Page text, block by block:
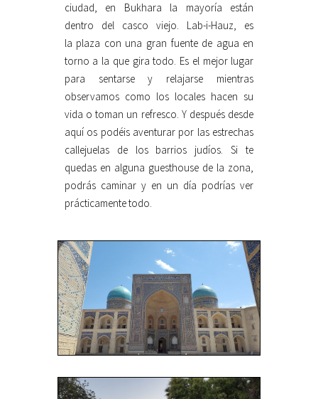
ciudad, en Bukhara la mayoría están
dentro del casco viejo. Lab-i-Hauz, es
la plaza con una gran fuente de agua en
torno a la que gira todo. Es el mejor lugar
para sentarse y relajarse mientras
observamos como los locales hacen su
vida o toman un refresco. Y después desde
aquí os podéis aventurar por las estrechas
callejuelas de los barrios judíos. Si te
quedas en alguna guesthouse de la zona,
podrás caminar y en un día podrías ver
prácticamente todo.